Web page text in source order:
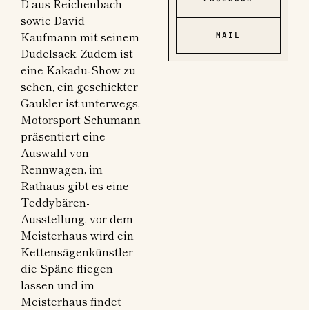
D aus Reichenbach
sowie David
Kaufmann mit seinem
Dudelsack. Zudem ist
eine Kakadu-Show zu
sehen, ein geschickter
Gaukler ist unterwegs,
Motorsport Schumann
präsentiert eine
Auswahl von
Rennwagen, im
Rathaus gibt es eine
Teddybären-
Ausstellung, vor dem
Meisterhaus wird ein
Kettensägenkünstler
die Späne fliegen
lassen und im
Meisterhaus findet
MAIL